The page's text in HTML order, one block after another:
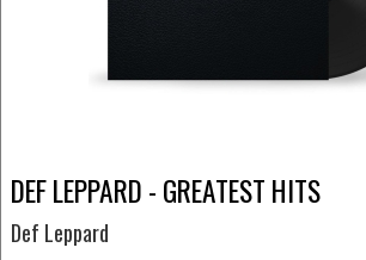
DEF LEPPARD - GREATEST HITS
Def Leppard